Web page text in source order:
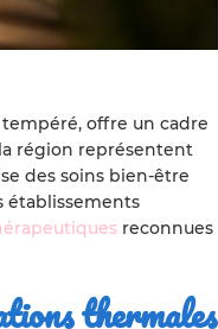
offre un cadre
région représentent
des soins bien-être
établissements
reconnues
thermales